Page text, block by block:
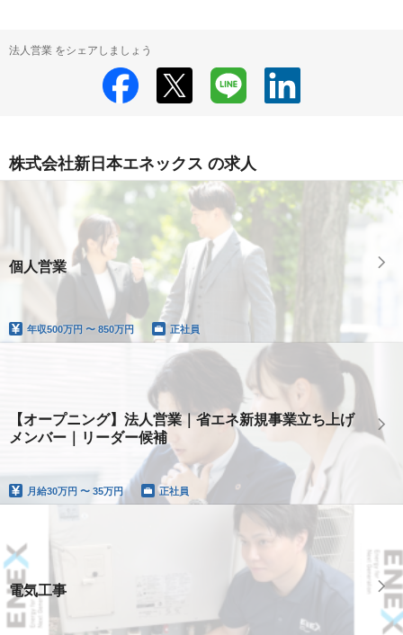
法人営業 をシェアしましょう
株式会社新日本エネックス の求人
個人営業
年収500万円 〜 850万円 正社員
【オープニング】法人営業｜省エネ新規事業立ち上げ
メンバー｜リーダー候補
月給30万円 〜 35万円 正社員
電気工事